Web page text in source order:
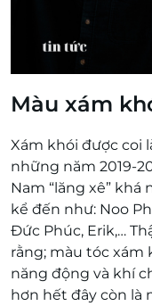
Màu xám
Xám khói được coi
những năm 2019-
Nam “lăng xê”
kể đến như: Noo
Đức Phúc, Erik,…
rằng; màu tóc
năng động và khí
hơn hết đây còn là